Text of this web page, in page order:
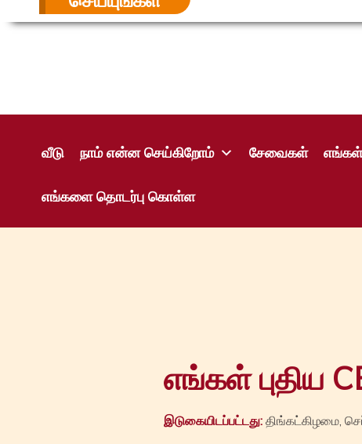
உள்ளடக்கத்திற்கு
செல்க
வீடு நாம் என்ன செய்கிறோம் சேவைகள் எங்கள்
எங்களை தொடர்பு கொள்ள
எங்கள் புதிய
இடுகையிடப்பட்டது: திங்கட்கிழமை,